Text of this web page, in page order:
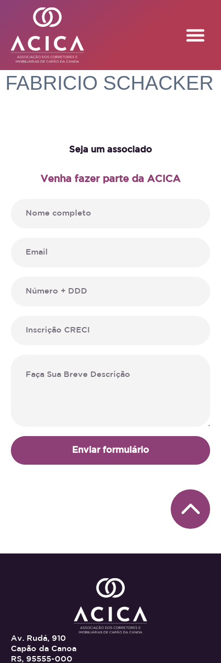
FABRICIO SCHACKER
Seja um associado
Venha fazer parte da ACICA
Enviar formulário
Av. Rudá, 910
Capão da Canoa
RS, 95555-000